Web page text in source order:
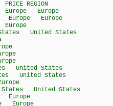
REGION
Europe
Europe Europe
United States
United States
United States
United States
Europe